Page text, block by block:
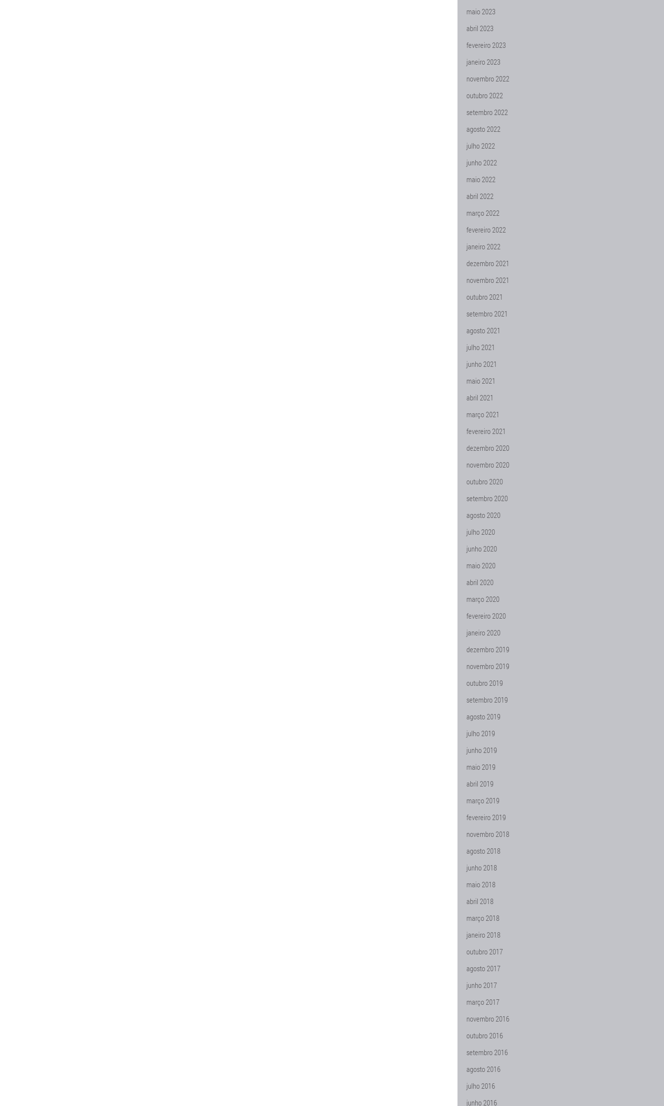
maio 2023
abril 2023
fevereiro 2023
janeiro 2023
novembro 2022
outubro 2022
setembro 2022
agosto 2022
julho 2022
junho 2022
maio 2022
abril 2022
março 2022
fevereiro 2022
janeiro 2022
dezembro 2021
novembro 2021
outubro 2021
setembro 2021
agosto 2021
julho 2021
junho 2021
maio 2021
abril 2021
março 2021
fevereiro 2021
dezembro 2020
novembro 2020
outubro 2020
setembro 2020
agosto 2020
julho 2020
junho 2020
maio 2020
abril 2020
março 2020
fevereiro 2020
janeiro 2020
dezembro 2019
novembro 2019
outubro 2019
setembro 2019
agosto 2019
julho 2019
junho 2019
maio 2019
abril 2019
março 2019
fevereiro 2019
novembro 2018
agosto 2018
junho 2018
maio 2018
abril 2018
março 2018
janeiro 2018
outubro 2017
agosto 2017
junho 2017
março 2017
novembro 2016
outubro 2016
setembro 2016
agosto 2016
julho 2016
junho 2016